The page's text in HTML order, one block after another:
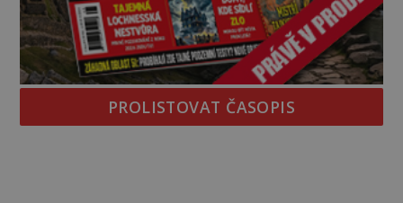
PROLISTOVAT ČASOPIS